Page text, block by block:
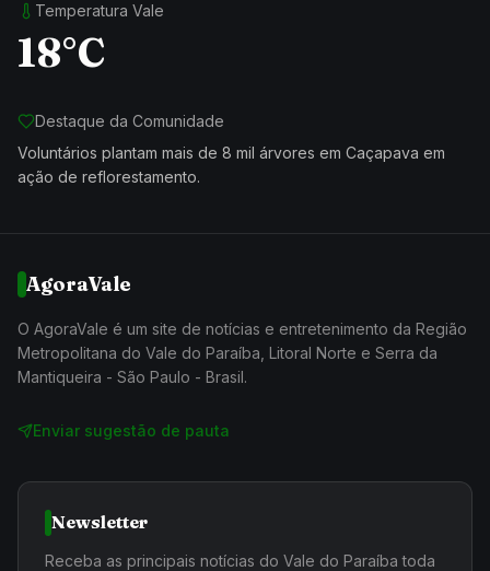
Temperatura Vale
18°C
Destaque da Comunidade
Voluntários plantam mais de 8 mil árvores em Caçapava em
ação de reflorestamento.
AgoraVale
O AgoraVale é um site de notícias e entretenimento da Região
Metropolitana do Vale do Paraíba, Litoral Norte e Serra da
Mantiqueira - São Paulo - Brasil.
Enviar sugestão de pauta
Newsletter
Receba as principais notícias do Vale do Paraíba toda